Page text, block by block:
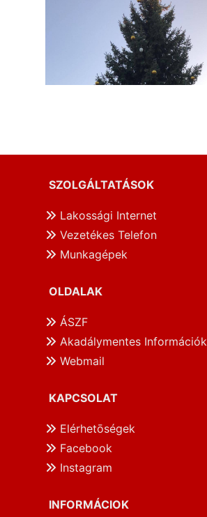
SZOLGÁLTATÁSOK
Lakossági Internet
Vezetékes Telefon
Munkagépek
OLDALAK
ÁSZF
Akadálymentes Információk
Webmail
KAPCSOLAT
Elérhetōségek
Facebook
Instagram
INFORMÁCIOK